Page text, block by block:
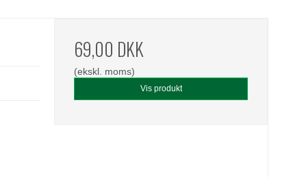
69,00 DKK
(ekskl. moms)
Vis produkt